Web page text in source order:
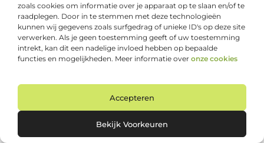
zoals cookies om informatie over je apparaat op te slaan en/of te
raadplegen. Door in te stemmen met deze technologieën
kunnen wij gegevens zoals surfgedrag of unieke ID's op deze site
verwerken. Als je geen toestemming geeft of uw toestemming
intrekt, kan dit een nadelige invloed hebben op bepaalde
functies en mogelijkheden. Meer informatie over onze cookies
Accepteren
Bekijk Voorkeuren